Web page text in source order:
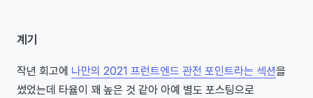
계기
작년 회고에 나만의 2021 프런트엔드 관전 포인트라는 섹션을
썼었는데 타율이 꽤 높은 것 같아 아예 별도 포스팅으로